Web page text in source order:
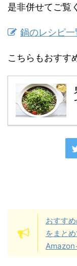
是非併せてご覧
鍋のレシピ一
こちらもおすす
おすす
をまとめ
Amazon